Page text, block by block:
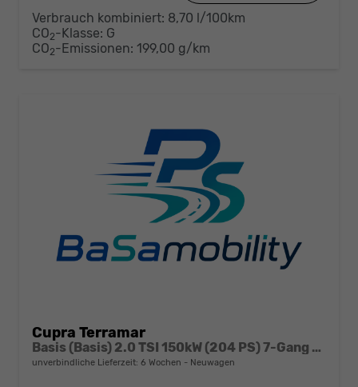
Verbrauch kombiniert: 8,70 l/100km
CO2-Klasse: G
CO2-Emissionen: 199,00 g/km
Cupra Terramar
Basis (Basis) 2.0 TSI 150kW (204 PS) 7-Gang DSG 4Drive
unverbindliche Lieferzeit: 6 Wochen Neuwagen